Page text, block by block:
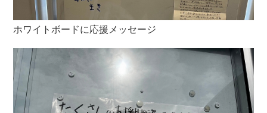
ホワイトボードに応援メッセージ